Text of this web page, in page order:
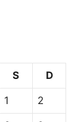
S D
1 2